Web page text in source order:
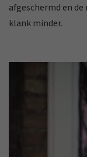
afgeschermd en
klank minder.